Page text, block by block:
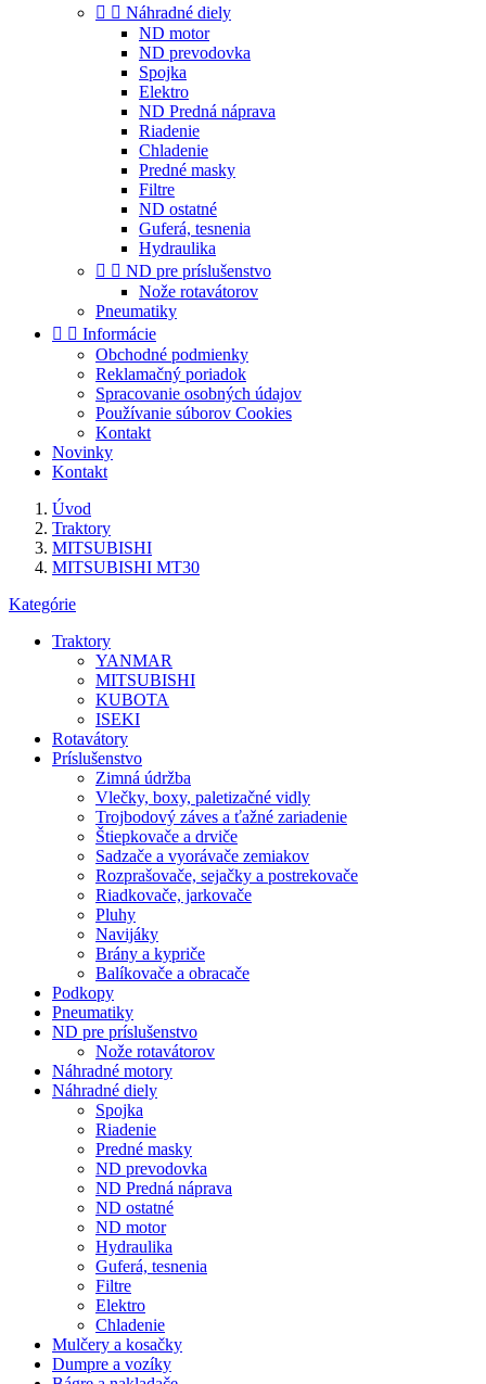
  Náhradné diely
ND motor
ND prevodovka
Spojka
Elektro
ND Predná náprava
Riadenie
Chladenie
Predné masky
Filtre
ND ostatné
Guferá, tesnenia
Hydraulika
  ND pre príslušenstvo
Nože rotavátorov
Pneumatiky
  Informácie
Obchodné podmienky
Reklamačný poriadok
Spracovanie osobných údajov
Používanie súborov Cookies
Kontakt
Novinky
Kontakt
Úvod
Traktory
MITSUBISHI
MITSUBISHI MT30
Kategórie
Traktory
YANMAR
MITSUBISHI
KUBOTA
ISEKI
Rotavátory
Príslušenstvo
Zimná údržba
Vlečky, boxy, paletizačné vidly
Trojbodový záves a ťažné zariadenie
Štiepkovače a drviče
Sadzače a vyorávače zemiakov
Rozprašovače, sejačky a postrekovače
Riadkovače, jarkovače
Pluhy
Navijáky
Brány a kypriče
Balíkovače a obracače
Podkopy
Pneumatiky
ND pre príslušenstvo
Nože rotavátorov
Náhradné motory
Náhradné diely
Spojka
Riadenie
Predné masky
ND prevodovka
ND Predná náprava
ND ostatné
ND motor
Hydraulika
Guferá, tesnenia
Filtre
Elektro
Chladenie
Mulčery a kosačky
Dumpre a vozíky